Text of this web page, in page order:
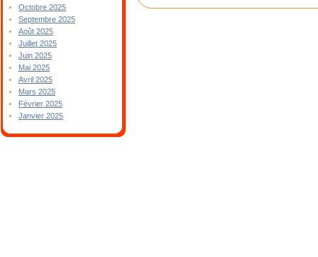
Octobre 2025
Septembre 2025
Août 2025
Juillet 2025
Juin 2025
Mai 2025
Avril 2025
Mars 2025
Février 2025
Janvier 2025